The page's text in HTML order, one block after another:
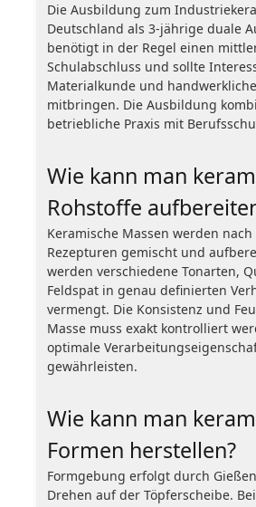
Die Ausbildung zum
Deutschland als 3-jährige duale
benötigt in der Regel einen
Schulabschluss und sollte
Materialkunde und
mitbringen. Die Ausbildung
betriebliche Praxis mit
Wie kann man
Rohstoffe
Keramische Massen werden
Rezepturen gemischt und
werden verschiedene Tonarten,
Feldspat in genau definierten
vermengt. Die Konsistenz und
Masse muss exakt kontrolliert
optimale
gewährleisten.
Wie kann man
Formen herstellen?
Formgebung erfolgt durch
Drehen auf der Töpferscheibe.